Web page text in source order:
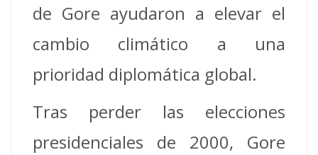
de Gore ayudaron a elevar el
cambio climático a una
prioridad diplomática global.
Tras perder las elecciones
presidenciales de 2000, Gore